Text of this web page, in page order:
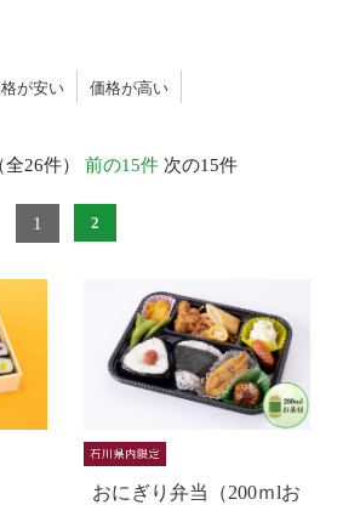
が安い
価格が高い
26件） 前の15件次の15件
1 2
おにぎり弁当（200ｍlお